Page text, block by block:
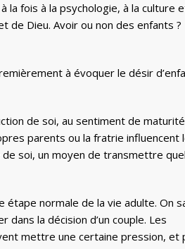
la fois à la psychologie, à la culture
de Dieu. Avoir ou non des enfants ?
à évoquer le désir
de soi, au sentiment de
parents ou la fratrie influencent
soi, un moyen de transmettre
étape normale de la vie adulte. On
la décision d’un couple. Les
mettre une certaine pression, et